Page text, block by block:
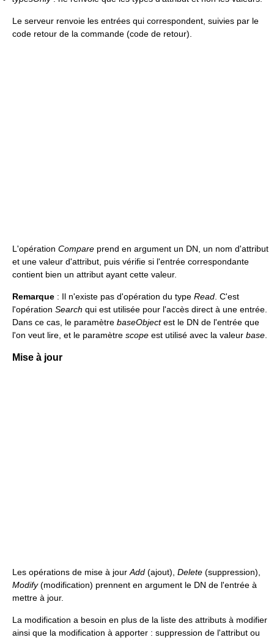
Le serveur renvoie les entrées qui correspondent, suivies par le
code retour de la commande (code de retour).
L'opération Compare prend en argument un DN, un nom d'attribut
et une valeur d'attribut, puis vérifie si l'entrée correspondante
contient bien un attribut ayant cette valeur.
Remarque : Il n'existe pas d'opération du type Read . C'est
l'opération Search qui est utilisée pour l'accès direct à une entrée.
Dans ce cas, le paramètre baseObjectest le DN de l'entrée que
l'on veut lire, et le paramètre scope est utilisé avec la valeur base
Mise à jour
Les opérations de mise à jour Add (ajout), Delete (suppression),
Modify(modification) prennent en argument le DN de l'entrée à
mettre à jour.
La modification a besoin en plus de la liste des attributs à modifier
ainsi que la modification à apporter : suppression de l'attribut ou